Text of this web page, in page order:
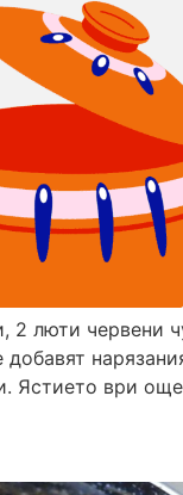
люти червени
Ястието ври